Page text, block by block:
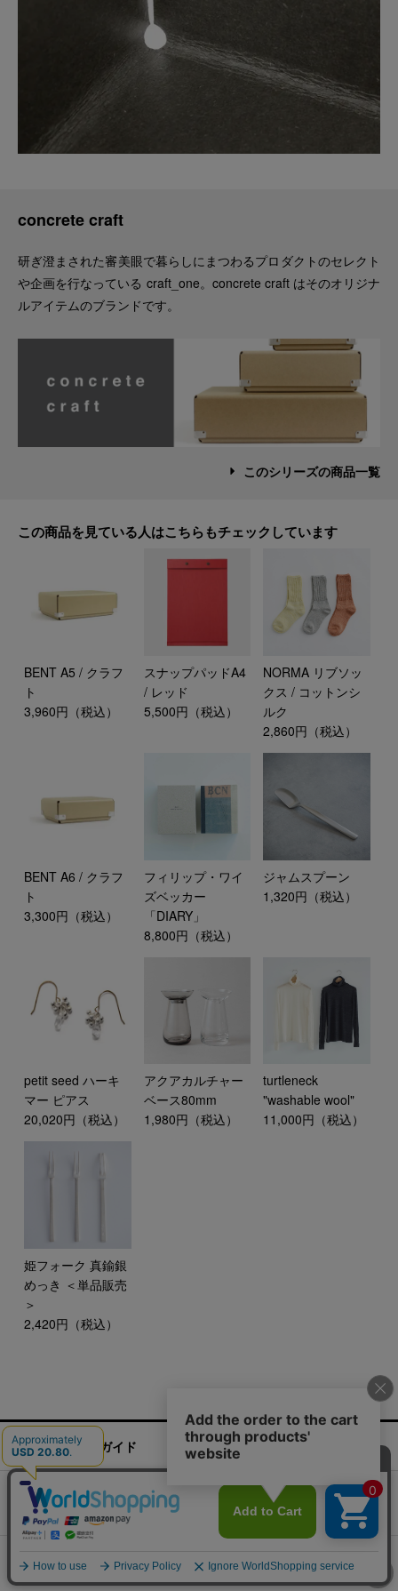
concrete craft
研ぎ澄まされた審美眼で暮らしにまつわるプロダクトのセレクト
や企画を行なっている craft_one。concrete craft はそのオリジナ
ルアイテムのブランドです。
このシリーズの商品一覧
この商品を見ている人はこちらもチェックしています
BENT A5 / クラフ
ト
3,960円（税込）
スナップパッドA4
/ レッド
5,500円（税込）
NORMA リブソッ
クス / コットンシ
ルク
2,860円（税込）
BENT A6 / クラフ
ト
3,300円（税込）
フィリップ・ワイ
ズベッカー
「DIARY」
8,800円（税込）
ジャムスプーン
1,320円（税込）
petit seed ハーキ
マー ピアス
20,020円（税込）
アクアカルチャー
ベース80mm
1,980円（税込）
turtleneck
"washable wool"
11,000円（税込）
姫フォーク 真鍮銀
めっき ＜単品販売
＞
2,420円（税込）
ご利用ガイド お問い合わせ 実店舗情報
運営会社
特定商取引法に基づく表記
プライバシーポリシー
ご利用規約
サイト内の文章、画像などの著作物は株式会社クラスカに属します。無断転載を禁止します。